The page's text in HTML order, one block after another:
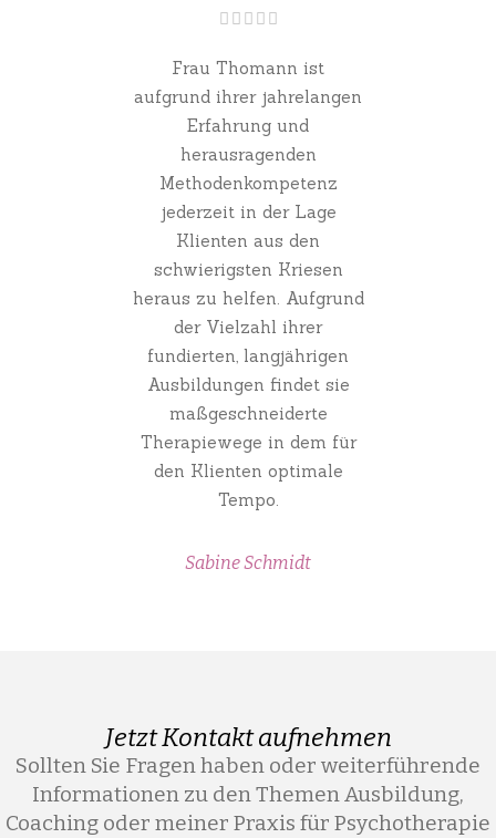
Frau Thomann ist
aufgrund ihrer jahrelangen
Erfahrung und
herausragenden
Methodenkompetenz
jederzeit in der Lage
Klienten aus den
schwierigsten Kriesen
heraus zu helfen. Aufgrund
der Vielzahl ihrer
fundierten, langjährigen
Ausbildungen findet sie
maßgeschneiderte
Therapiewege in dem für
den Klienten optimale
Tempo.
Sabine Schmidt
Jetzt Kontakt aufnehmen
Sollten Sie Fragen haben oder weiterführende
Informationen zu den Themen Ausbildung,
Coaching oder meiner Praxis für Psychotherapie